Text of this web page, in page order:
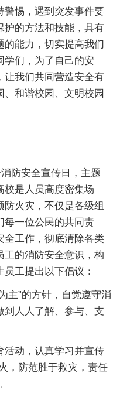
警惕，遇到突发事件要
护的方法和技能，具有
的能力，切实提高我们
学们，为了自己的安
让我们共同营造安全有
、和谐校园、文明校园
防安全宣传日，主题
校是人员高度密集场
防火灾，不仅是各级组
每一位公民的共同责
全工作，彻底清除各类
工的消防安全意识，构
工提出以下倡议：
主”的方针，自觉遵守消
到人人了解、参与、支
活动，认真学习并宣传
，防范胜于救灾，责任